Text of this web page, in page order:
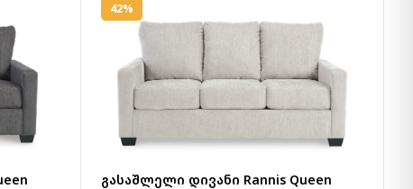
42%
გასაშლელი დივანი Rannis Queen